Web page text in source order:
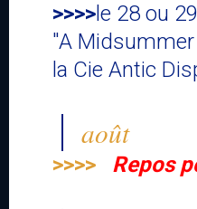
>>>>le 28 ou
"A Midsummer
la Cie Antic
août
>>>> Repos